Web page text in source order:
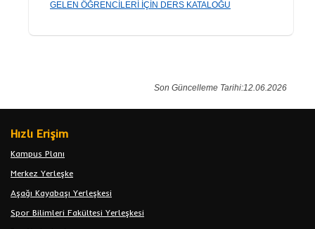
GELEN ÖĞRENCİLERİ İÇİN DERS KATALOĞU
Son Güncelleme Tarihi:12.06.2026
Hızlı Erişim
Kampus Planı
Merkez Yerleşke
Aşağı Kayabaşı Yerleşkesi
Spor Bilimleri Fakültesi Yerleşkesi